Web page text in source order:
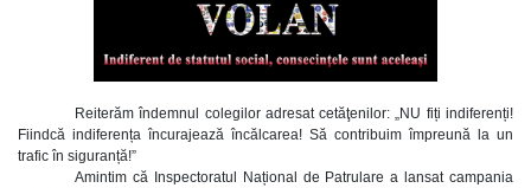
Reiterăm îndemnul colegilor adresat cetăţenilor: „NU fiți indiferenți!
Fiindcă indiferența încurajează încălcarea! Să contribuim împreună la un
trafic în siguranță!”
Amintim că Inspectoratul Național de Patrulare a lansat campania